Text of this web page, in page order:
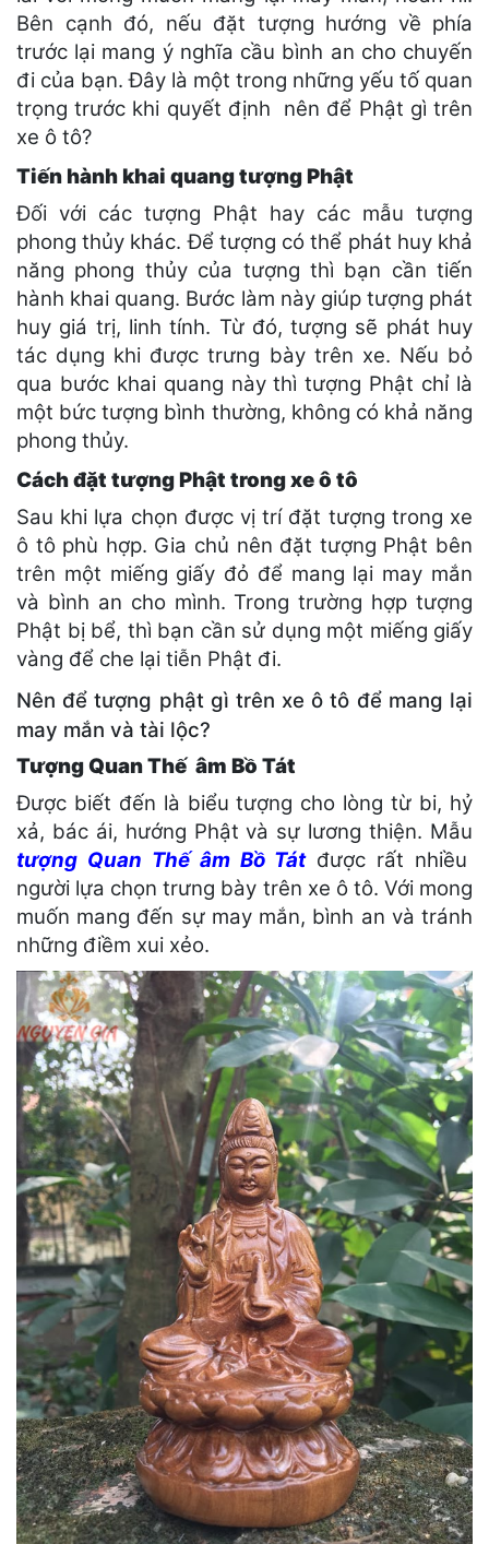
Bên cạnh đó, nếu đặt tượng hướng về phía
trước lại mang ý nghĩa cầu bình an cho chuyến
đi của bạn. Đây là một trong những yếu tố quan
trọng trước khi quyết định nên để Phật gì trên
xe ô tô?
Tiến hành khai quang tượng Phật
Đối với các tượng Phật hay các mẫu tượng
phong thủy khác. Để tượng có thể phát huy khả
năng phong thủy của tượng thì bạn cần tiến
hành khai quang. Bước làm này giúp tượng phát
huy giá trị, linh tính. Từ đó, tượng sẽ phát huy
tác dụng khi được trưng bày trên xe. Nếu bỏ
qua bước khai quang này thì tượng Phật chỉ là
một bức tượng bình thường, không có khả năng
phong thủy.
Cách đặt tượng Phật trong xe ô tô
Sau khi lựa chọn được vị trí đặt tượng trong xe
ô tô phù hợp. Gia chủ nên đặt tượng Phật bên
trên một miếng giấy đỏ để mang lại may mắn
và bình an cho mình. Trong trường hợp tượng
Phật bị bể, thì bạn cần sử dụng một miếng giấy
vàng để che lại tiễn Phật đi.
Nên để tượng phật gì trên xe ô tô để mang lại
may mắn và tài lộc?
Tượng Quan Thế âm Bồ Tát
Được biết đến là biểu tượng cho lòng từ bi, hỷ
xả, bác ái, hướng Phật và sự lương thiện. Mẫu
tượng Quan Thế âm Bồ Tátđược rất nhiều
người lựa chọn trưng bày trên xe ô tô. Với mong
muốn mang đến sự may mắn, bình an và tránh
những điềm xui xẻo.